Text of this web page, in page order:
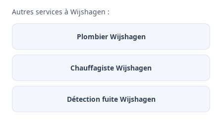
Autres services à Wijshagen :
Plombier Wijshagen
Chauffagiste Wijshagen
Détection fuite Wijshagen